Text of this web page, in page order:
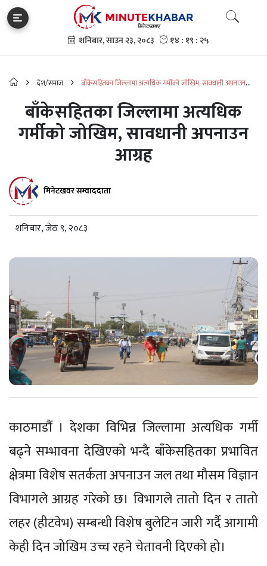
देश/समाज
बाँकेसहितका जिल्लामा अत्यधिक गर्मीको जोखिम, सावधानी अपनाउन
बाँकेसहितका जिल्लामा अत्यधिक
गर्मीको जोखिम, सावधानी अपनाउन
आग्रह
मिनेटखवर सम्वाददाता
शनिबार, जेठ ९, २०८३
काठमाडौं । देशका विभिन्न जिल्लामा अत्यधिक गर्मी
बढ्ने सम्भावना देखिएको भन्दै बाँकेसहितका प्रभावित
क्षेत्रमा विशेष सतर्कता अपनाउन जल तथा मौसम विज्ञान
विभागले आग्रह गरेको छ। विभागले तातो दिन र तातो
लहर (हीटवेभ) सम्बन्धी विशेष बुलेटिन जारी गर्दै आगामी
केही दिन जोखिम उच्च रहने चेतावनी दिएको हो।